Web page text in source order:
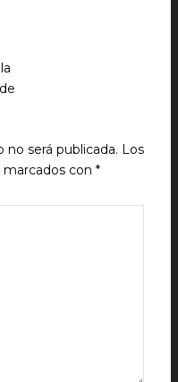
será publicada. Los
marcados con*